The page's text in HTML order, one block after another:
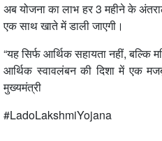
अब योजना का लाभ हर 3 महीने के
एक साथ खाते में डाली जाएगी।
“यह सिर्फ आर्थिक सहायता नहीं,
आर्थिक स्वावलंबन की दिशा में एक
मुख्यमंत्री
#LadoLakshmiYojana